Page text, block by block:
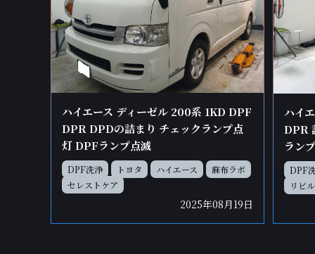
ハイエース ディーゼル 200系 1KD DPF
DPR DPDの詰まり チェックランプ点
灯 DPFランプ点滅
DPF洗浄 トヨタ ハイエース
麻布ラボ
セレストケア
2025年08月19日
ハイ
DPR
ラン
DPF
リビ